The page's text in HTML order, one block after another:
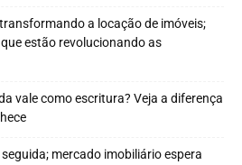
a locação de imóveis;
estão revolucionando as
vale como escritura? Veja a diferença
mercado imobiliário espera